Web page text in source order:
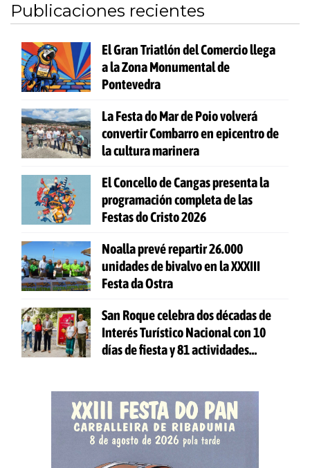
Publicaciones recientes
El Gran Triatlón del Comercio llega
a la Zona Monumental de
Pontevedra
La Festa do Mar de Poio volverá
convertir Combarro en epicentro de
la cultura marinera
El Concello de Cangas presenta la
programación completa de las
Festas do Cristo 2026
Noalla prevé repartir 26.000
unidades de bivalvo en la XXXIII
Festa da Ostra
San Roque celebra dos décadas de
Interés Turístico Nacional con 10
días de fiesta y 81 actividades